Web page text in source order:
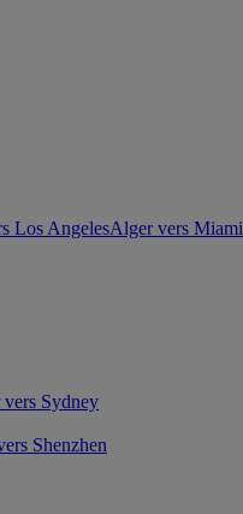
Los AngelesAlger vers Miami
Sydney
Shenzhen